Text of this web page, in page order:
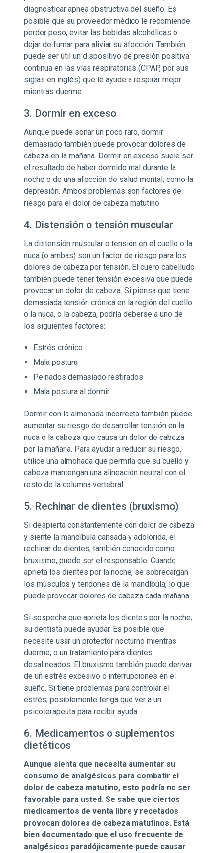
diagnosticar apnea obstructiva del sueño. Es
posible que su proveedor médico le recomiende
perder peso, evitar las bebidas alcohólicas o
dejar de fumar para aliviar su afección. También
puede ser útil un dispositivo de presión positiva
continua en las vías respiratorias (CPAP, por sus
siglas en inglés) que le ayude a respirar mejor
mientras duerme.
3. Dormir en exceso
Aunque puede sonar un poco raro, dormir
demasiado también puede provocar dolores de
cabeza en la mañana. Dormir en exceso suele ser
el resultado de haber dormido mal durante la
noche o de una afección de salud mental, como la
depresión. Ambos problemas son factores de
riesgo para el dolor de cabeza matutino.
4. Distensión o tensión muscular
La distensión muscular o tensión en el cuello o la
nuca (o ambas) son un factor de riesgo para los
dolores de cabeza por tensión. El cuero cabelludo
también puede tener tensión excesiva que puede
provocar un dolor de cabeza. Si piensa que tiene
demasiada tensión crónica en la región del cuello
o la nuca, o la cabeza, podría deberse a uno de
los siguientes factores:
Estrés crónico
Mala postura
Peinados demasiado restirados
Mala postura al dormir
Dormir con la almohada incorrecta también puede
aumentar su riesgo de desarrollar tensión en la
nuca o la cabeza que causa un dolor de cabeza
por la mañana. Para ayudar a reducir su riesgo,
utilice una almohada que permita que su cuello y
cabeza mantengan una alineación neutral con el
resto de la columna vertebral.
5. Rechinar de dientes (bruxismo)
Si despierta constantemente con dolor de cabeza
y siente la mandíbula cansada y adolorida, el
rechinar de dientes, también conocido como
bruxismo, puede ser el responsable. Cuando
aprieta los dientes por la noche, se sobrecargan
los músculos y tendones de la mandíbula, lo que
puede provocar dolores de cabeza cada mañana.
Si sospecha que aprieta los dientes por la noche,
su dentista puede ayudar. Es posible que
necesite usar un protector nocturno mientras
duerme, o un tratamiento para dientes
desalineados. El bruxismo también puede derivar
de un estrés excesivo o interrupciones en el
sueño. Si tiene problemas para controlar el
estrés, posiblemente tenga que ver a un
psicoterapeuta para recibir ayuda.
6. Medicamentos o suplementos
dietéticos
Aunque sienta que necesita aumentar su
consumo de analgésicos para combatir el
dolor de cabeza matutino, esto podría no ser
favorable para usted. Se sabe que ciertos
medicamentos de venta libre y recetados
provocan dolores de cabeza matutinos. Está
bien documentado que el uso frecuente de
analgésicos paradójicamente puede causar